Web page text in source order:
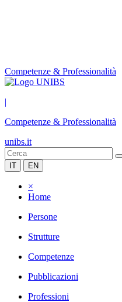
Competenze & Professionalità
|
Competenze & Professionalità
unibs.it
IT EN
×
Home
Persone
Strutture
Competenze
Pubblicazioni
Professioni